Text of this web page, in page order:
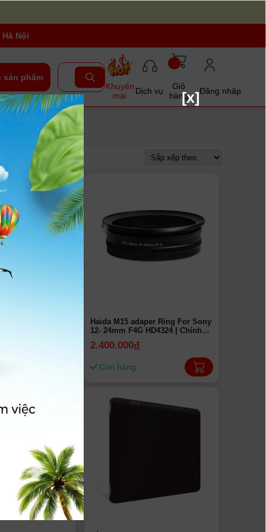
Nội
sản phẩm
Khuyến
mại
Dịch vụ
Giỏ
hàng
Đăng nhập
Haida M15 adaper Ring For Sony
12- 24mm F4G HD4324 | Chính
hãng
2.400.000đ
Còn hàng
[x]